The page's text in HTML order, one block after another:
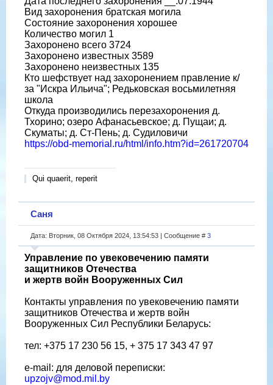
Вид захоронения братская могила
Состояние захоронения хорошее
Количество могил 1
Захоронено всего 3724
Захоронено известных 3589
Захоронено неизвестных 135
Кто шефствует над захоронением правление к/
за "Искра Ильича"; Редьковская восьмилетняя
школа
Откуда производились перезахоронения д.
Тхорино; озеро Афанасьевское; д. Пущаи; д.
Скуматы; д. Ст-Пень; д. Судиловичи
https://obd-memorial.ru/html/info.htm?id=261720704
Qui quaerit, reperit
Саня
Дата: Вторник, 08 Октября 2024, 13:54:53 | Сообщение # 3
Управление по увековечению памяти
защитников Отечества
и жертв войн Вооруженных Сил
Контакты управления по увековечению памяти
защитников Отечества и жертв войн
Вооруженных Сил Республики Беларусь:
тел: +375 17 230 56 15, + 375 17 343 47 97
e-mail: для деловой переписки:
upzojv@mod.mil.by